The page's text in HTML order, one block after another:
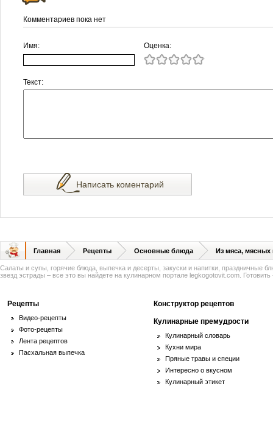
Комментариев пока нет
Имя: Оценка:
Текст:
Написать коментарий
Главная Рецепты Основные блюда Из мяса, мясных
Салаты и супы, горячие блюда, выпечка и десерты, закуски и напитки, праздничные
звезд эстрады – все это вы найдете на кулинарном портале legkogotovit.com. Готовить
Рецепты
Видео-рецепты
Фото-рецепты
Лента рецептов
Пасхальная выпечка
Конструктор рецептов
Кулинарные премудрости
Кулинарный словарь
Кухни мира
Пряные травы и специи
Интересно о вкусном
Кулинарный этикет